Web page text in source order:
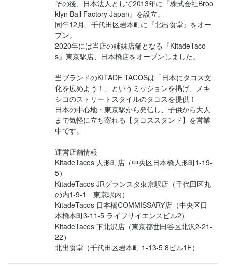
どっしりとした穀物感ととうもろこしの香りがすごい。
すごく素材としての食べ応えはありながら、
油は控えめ、雑味のない体に優しいお料理でした。
そしてタコスのお供にと
その後、日本法人として2013年に『株式会社Broo
klyn Ball Factory Japan』を設立。
同年12月、千代田区岩本町に『北出食堂』をオー
プン。
2020年には当店の姉妹店舗となる『KitadeTaco
s』東京駅店、日本橋店をオープンしました。
当ブランドのKITADE TACOSは「日本にタコス文
化を広めよう！」というミッションを掲げ、メキ
シコのストリートスタイルのタコスを提供！
日本の中心地・東京駅から発信し、子供から大人
まで気軽に立ち寄れる【タコススタンド】を営業
中です。
運営店舗情報
KitadeTacos 人形町店（中央区日本橋人形町1-19-
5）
KitadeTacos JRグランスタ東京駅店（千代田区丸
の内1-9-1　東京駅内）
KitadeTacos 日本橋COMMISSARY店（中央区日
本橋本町3-11-5 ライフサイエンスビル2）
KitadeTacos 下北沢店（東京都世田谷区北沢2-21-
22）
最終更新日2024/10/09